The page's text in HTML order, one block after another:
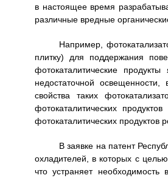
в настоящее время
различные вредные
Например,
плитку) для поддержания
фотокаталитические
недостаточной
свойства таких
фотокаталитических
фотокаталитических продуктов
В заявке на патент
охладителей, в которых с
что устраняет